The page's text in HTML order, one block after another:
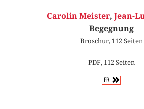
Carolin Meister, Jean-
Begegnung
Broschur, 112 Seiten
PDF, 112 Seiten
FR